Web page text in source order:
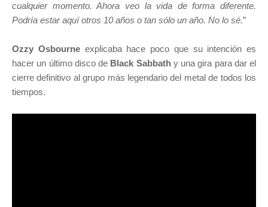
cualquier momento. Ahora veo la vida de forma diferente.
Podría estar aquí otros 10 años o tan sólo un año. No lo sé.”
Ozzy Osbourneexplicaba hace poco que su intención es
hacer un último disco de Black Sabbath y una gira para dar el
cierre definitivo al grupo más legendario del metal de todos los
tiempos.